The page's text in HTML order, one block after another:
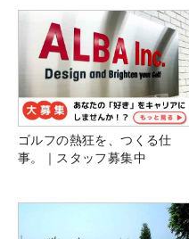
ゴルフの熱狂を、つくる仕
事。｜スタッフ募集中